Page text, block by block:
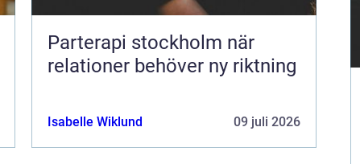
Parterapi stockholm när
relationer behöver ny riktning
Isabelle Wiklund 09 juli 2026